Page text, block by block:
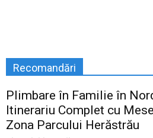
Recomandări
Plimbare în Familie în
Itinerariu Complet cu
Zona Parcului Herăstrău